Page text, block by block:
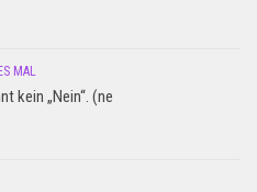
MAL
kein „Nein“. (ne